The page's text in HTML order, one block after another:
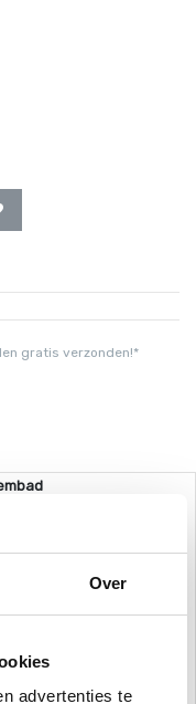
Over
advertenties te
gratis verzonden!*
dat het waterniveau
die een zwembad
op het moment dat
regelmatig te